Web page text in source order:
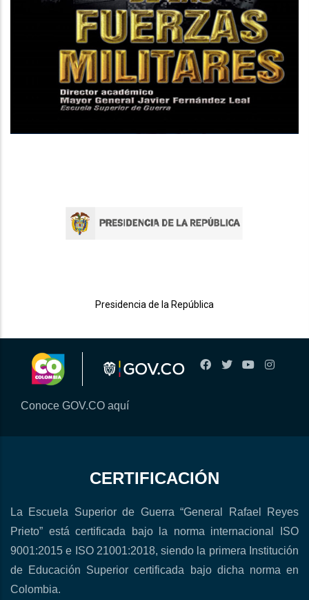
Presidencia de la República
Conoce GOV.CO aquí
CERTIFICACIÓN
La Escuela Superior de Guerra “General Rafael Reyes
Prieto” está certificada bajo la norma internacional ISO
9001:2015 e ISO 21001:2018, siendo la primera Institución
de Educación Superior certificada bajo dicha norma en
Colombia.